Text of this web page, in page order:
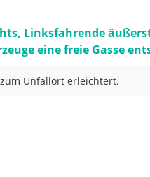
Linksfahrende
eine freie Gasse
Unfallort erleichtert.